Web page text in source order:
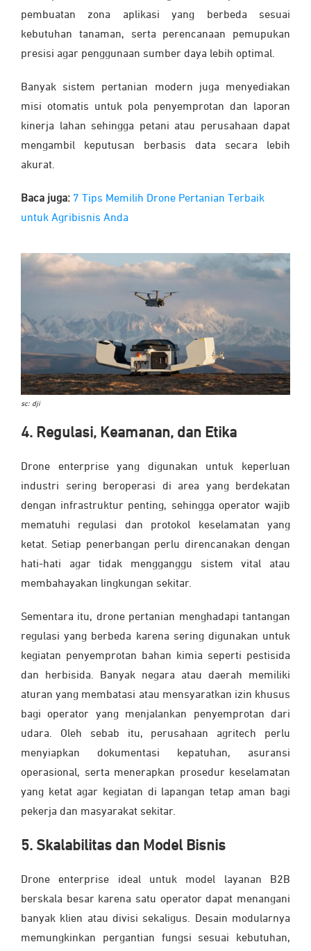
pembuatan zona aplikasi yang berbeda sesuai
kebutuhan tanaman, serta perencanaan pemupukan
presisi agar penggunaan sumber daya lebih optimal.
Banyak sistem pertanian modern juga menyediakan
misi otomatis untuk pola penyemprotan dan laporan
kinerja lahan sehingga petani atau perusahaan dapat
mengambil keputusan berbasis data secara lebih
akurat.
Baca juga: 7 Tips Memilih Drone Pertanian Terbaik
untuk Agribisnis Anda
sc: dji
4. Regulasi, Keamanan, dan Etika
Drone enterprise yang digunakan untuk keperluan
industri sering beroperasi di area yang berdekatan
dengan infrastruktur penting, sehingga operator wajib
mematuhi regulasi dan protokol keselamatan yang
ketat. Setiap penerbangan perlu direncanakan dengan
hati-hati agar tidak mengganggu sistem vital atau
membahayakan lingkungan sekitar.
Sementara itu, drone pertanian menghadapi tantangan
regulasi yang berbeda karena sering digunakan untuk
kegiatan penyemprotan bahan kimia seperti pestisida
dan herbisida. Banyak negara atau daerah memiliki
aturan yang membatasi atau mensyaratkan izin khusus
bagi operator yang menjalankan penyemprotan dari
udara. Oleh sebab itu, perusahaan agritech perlu
menyiapkan dokumentasi kepatuhan, asuransi
operasional, serta menerapkan prosedur keselamatan
yang ketat agar kegiatan di lapangan tetap aman bagi
pekerja dan masyarakat sekitar.
5. Skalabilitas dan Model Bisnis
Drone enterprise ideal untuk model layanan B2B
berskala besar karena satu operator dapat menangani
banyak klien atau divisi sekaligus. Desain modularnya
memungkinkan pergantian fungsi sesuai kebutuhan,